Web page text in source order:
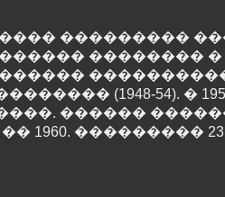
���������
�������� �
(1948-54). �
������
1960. ��������� 23